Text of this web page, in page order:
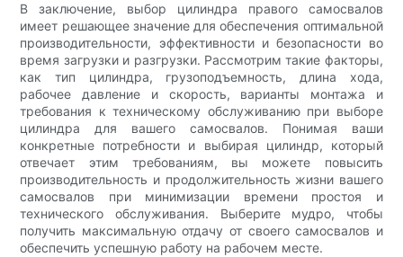
В заключение, выбор цилиндра правого самосвалов
имеет решающее значение для обеспечения оптимальной
производительности, эффективности и безопасности во
время загрузки и разгрузки. Рассмотрим такие факторы,
как тип цилиндра, грузоподъемность, длина хода,
рабочее давление и скорость, варианты монтажа и
требования к техническому обслуживанию при выборе
цилиндра для вашего самосвалов. Понимая ваши
конкретные потребности и выбирая цилиндр, который
отвечает этим требованиям, вы можете повысить
производительность и продолжительность жизни вашего
самосвалов при минимизации времени простоя и
технического обслуживания. Выберите мудро, чтобы
получить максимальную отдачу от своего самосвалов и
обеспечить успешную работу на рабочем месте.